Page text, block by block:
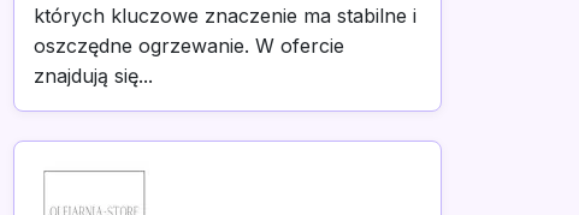
których kluczowe znaczenie ma stabilne i
oszczędne ogrzewanie. W ofercie
znajdują się...